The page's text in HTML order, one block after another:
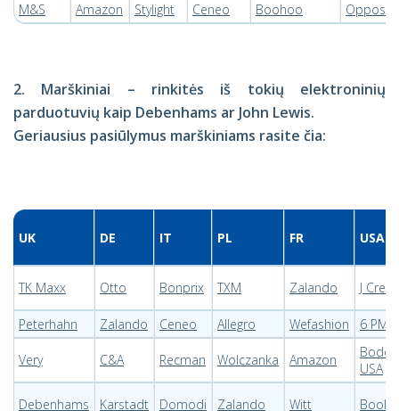
M&S Amazon Stylight Ceneo Boohoo
2. Marškiniai – rinkitės iš tokių elektroninių
parduotuvių kaip Debenhams ar John Lewis.
Geriausius pasiūlymus marškiniams rasite čia:
UK DE IT PL FR USA
TK Maxx Otto Bonprix TXM Zalando J Crew
Peterhahn Zalando Ceneo Allegro Wefashion 6 PM
Very C&A Recman Wolczanka Amazon
Boden
USA
Debenhams Karstadt Domodi Zalando Witt